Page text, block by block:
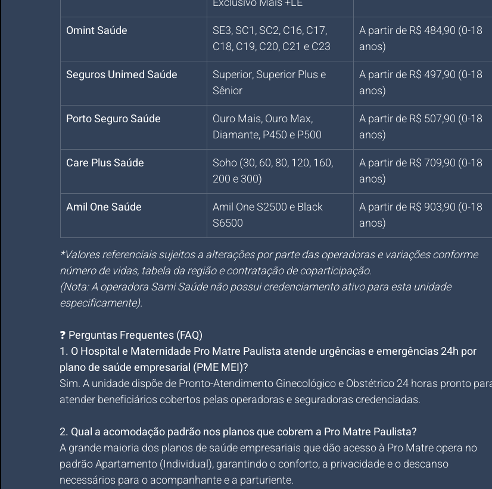
Omint Saúde
SE3, SC1, SC2, C16, C17,
C18, C19, C20, C21 e C23
A partir de R$ 484,90 (0-18
anos)
Seguros Unimed Saúde
Superior, Superior Plus e
Sênior
A partir de R$ 497,90 (0-18
anos)
Porto Seguro Saúde
Ouro Mais, Ouro Max,
Diamante, P450 e P500
A partir de R$ 507,90 (0-18
anos)
Care Plus Saúde
Soho (30, 60, 80, 120, 160,
200 e 300)
A partir de R$ 709,90 (0-18
anos)
Amil One Saúde
Amil One S2500 e Black
S6500
A partir de R$ 903,90 (0-18
anos)
*Valores referenciais sujeitos a alterações por parte das operadoras e variações conforme
número de vidas, tabela da região e contratação de coparticipação.
(Nota: A operadora Sami Saúde não possui credenciamento ativo para esta unidade
especificamente).
❓ Perguntas Frequentes (FAQ)
1. O Hospital e Maternidade Pro Matre Paulista atende urgências e emergências 24h por
plano de saúde empresarial (PME MEI)?
Sim. A unidade dispõe de Pronto-Atendimento Ginecológico e Obstétrico 24 horas pronto
atender beneficiários cobertos pelas operadoras e seguradoras credenciadas.
2. Qual a acomodação padrão nos planos que cobrem a Pro Matre Paulista?
A grande maioria dos planos de saúde empresariais que dão acesso à Pro Matre opera no
padrão Apartamento (Individual), garantindo o conforto, a privacidade e o descanso
necessários para o acompanhante e a parturiente.